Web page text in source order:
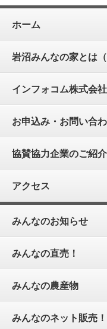
ホーム
岩沼みんなの家とは
インフォコム株式会社
お申込み・お問い合
協賛協力企業のご紹介
アクセス
みんなのお知らせ
みんなの直売！
みんなの農産物
みんなのネット販売！